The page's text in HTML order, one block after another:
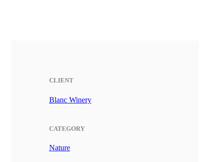
CLIENT
Blanc Winery
CATEGORY
Nature